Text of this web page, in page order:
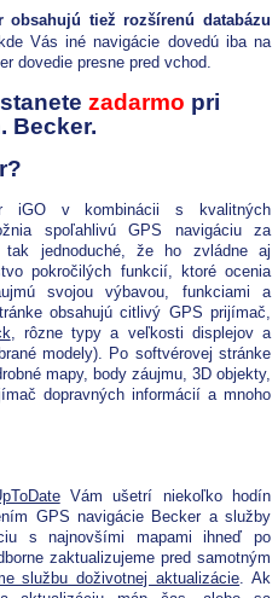
obsahujú tiež rozšírenú databázu
Vás iné navigácie dovedú iba na
dovedie presne pred vchod.
zadarmo pri
Becker.
iGO v kombinácii s kvalitných
spoľahlivú GPS navigáciu za
jednoduché, že ho zvládne aj
pokročilých funkcií, ktoré ocenia
svojou výbavou, funkciami a
obsahujú citlivý GPS prijímač,
, rôzne typy a veľkosti displejov a
modely). Po softvérovej stránke
mapy, body záujmu, 3D objekty,
dopravných informácií a mnoho
Vám ušetrí niekoľko hodín
GPS navigácie Becker a služby
s najnovšími mapami ihneď po
zaktualizujeme pred samotným
službu doživotnej aktualizácie. Ak